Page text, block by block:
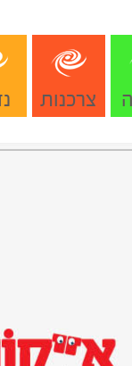
צרכנות